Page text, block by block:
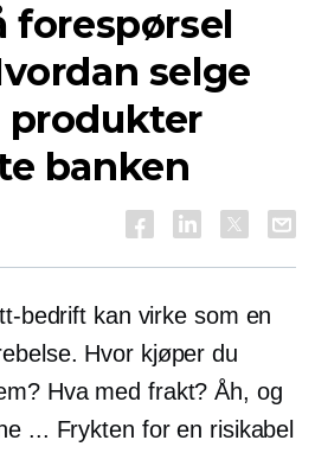
forespørsel
selge
produkter
banken
bedrift kan virke som en
Hvor kjøper du
Hva med frakt? Åh, og
... Frykten for en risikabel